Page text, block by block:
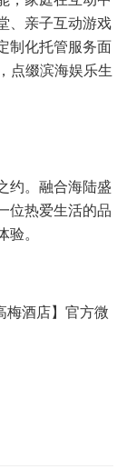
、亲子互动游戏
制化托管服务面
点缀滨海娱乐生
约。融合海陆盛
位热爱生活的品
。
梅酒店】官方微